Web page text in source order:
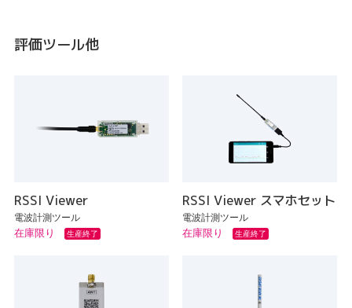
評価ツール他
RSSI Viewer
電波計測ツール
在庫限り 生産終了
RSSI Viewer スマホセット
電波計測ツール
在庫限り 生産終了